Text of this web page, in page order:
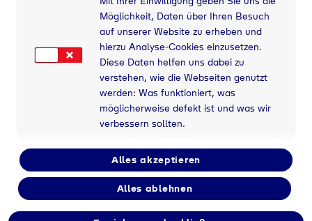
weiterführende Infos zu
Flüssiggas
Über Tyczka Energy Infos zu Flüssiggas
Möglichkeit, Daten über Ihren Besuch
auf unserer Website zu erheben und
hierzu Analyse-Cookies einzusetzen.
Diese Daten helfen uns dabei zu
verstehen, wie die Webseiten genutzt
werden: Was funktioniert, was
möglicherweise defekt ist und was wir
verbessern sollten.
Alles akzeptieren
Alles ablehnen